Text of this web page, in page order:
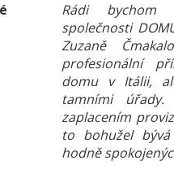
Rádi bychom
společnosti
Zuzaně
profesionální
domu v Itálii,
tamními
zaplacením
to bohužel
hodně